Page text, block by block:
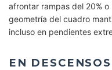
afrontar rampas del 20%
geometría del cuadro
incluso en pendientes
EN DESCENSOS